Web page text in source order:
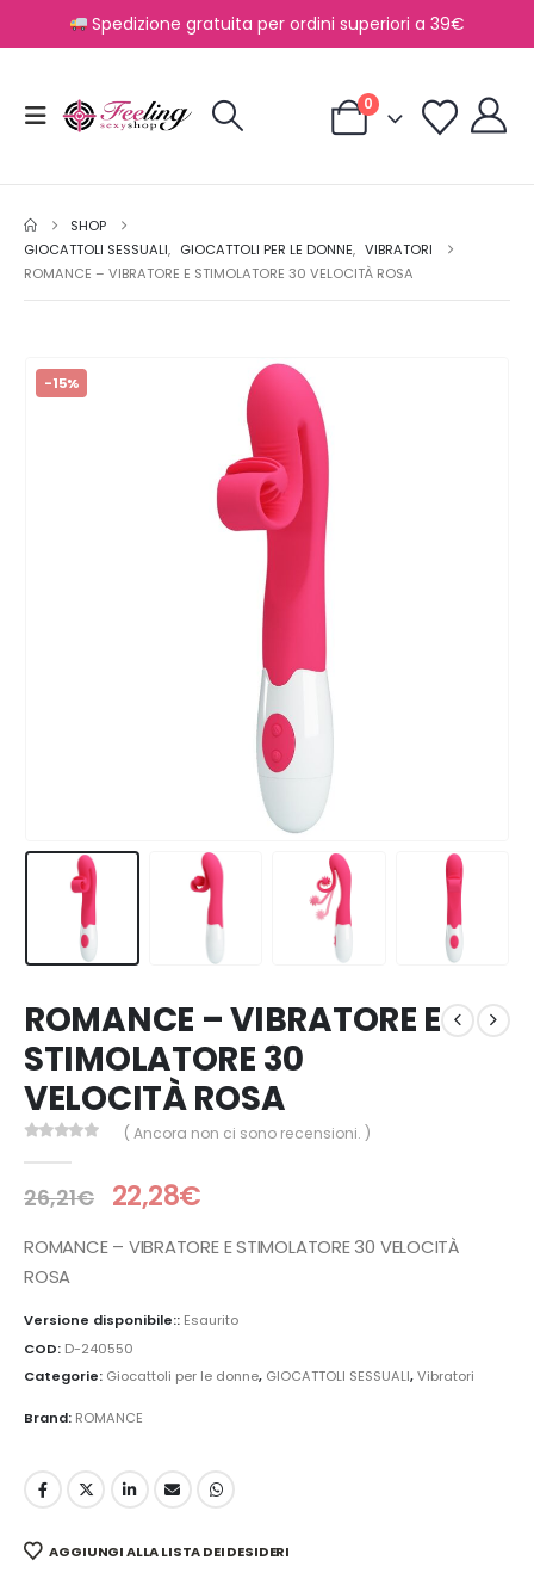
Spedizione gratuita per ordini superiori a 39€
0
SHOP
GIOCATTOLI SESSUALI, GIOCATTOLI PER LE DONNE, VIBRATORI
ROMANCE – VIBRATORE E STIMOLATORE 30 VELOCITÀ ROSA
-15%
ROMANCE – VIBRATORE E
STIMOLATORE 30
VELOCITÀ ROSA
( Ancora non ci sono recensioni. )
26,21€ 22,28€
ROMANCE – VIBRATORE E STIMOLATORE 30 VELOCITÀ
ROSA
Versione disponibile:: Esaurito
COD: D-240550
Categorie: Giocattoli per le donne, GIOCATTOLI SESSUALI,Vibratori
Brand: ROMANCE
AGGIUNGI ALLA LISTA DEI DESIDERI